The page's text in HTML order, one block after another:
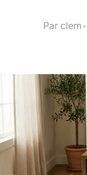
Par clem•